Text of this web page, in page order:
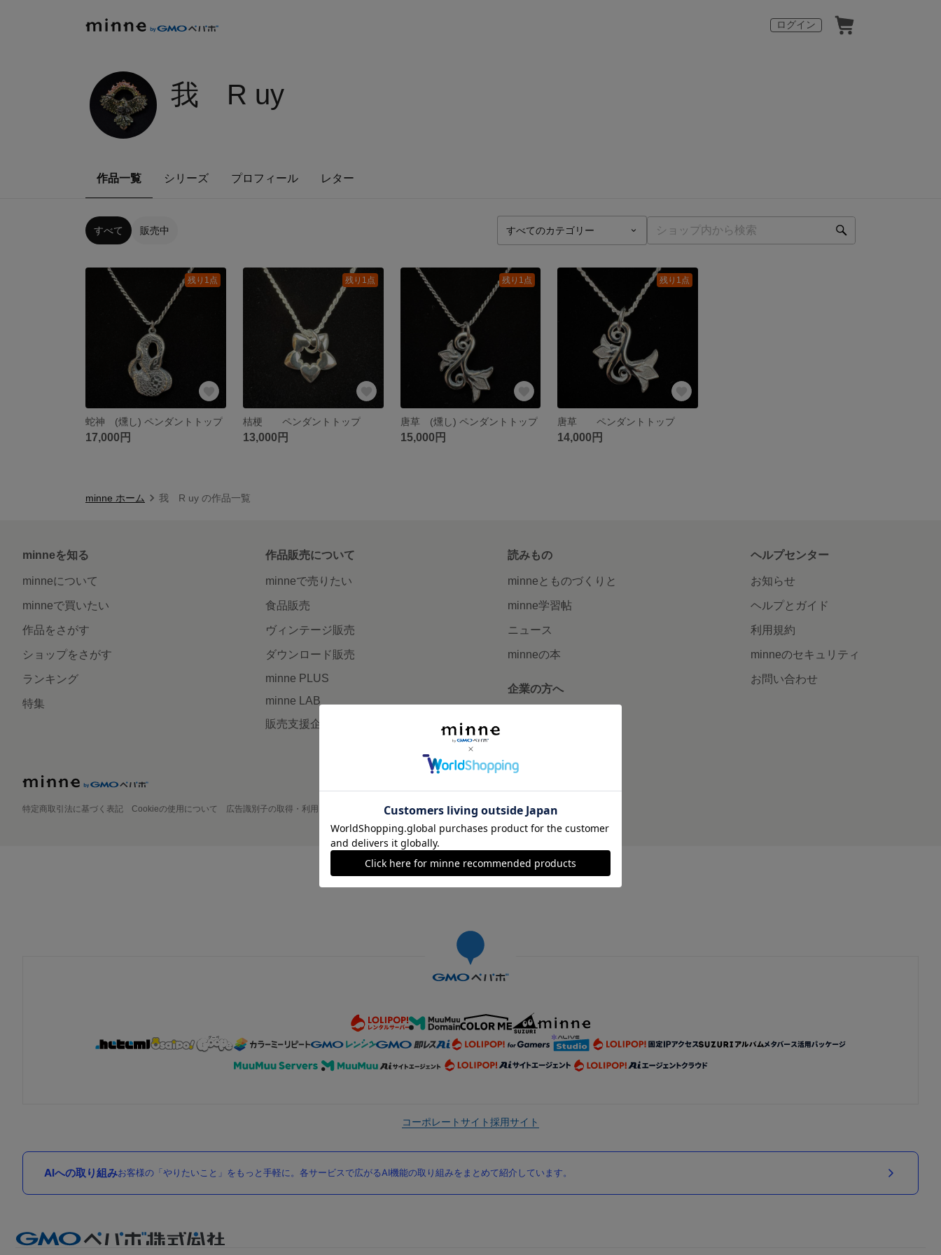
ログイン
我 R uy
作品一覧 シリーズ プロフィール レター
すべて 販売中
残り1点
蛇神 (燻し) ペンダントトップ
17,000円
残り1点
桔梗 ペンダントトップ
13,000円
残り1点
唐草 (燻し) ペンダントトップ
15,000円
残り1点
唐草 ペンダントトップ
14,000円
minne ホーム 我 R uy の作品一覧
minneを知る
minneについて
minneで買いたい
作品をさがす
ショップをさがす
ランキング
特集
作品販売について
minneで売りたい
食品販売
ヴィンテージ販売
ダウンロード販売
minne PLUS
minne LAB
販売支援企画・イベント
読みもの
minneとものづくりと
minne学習帖
ニュース
minneの本
企業の方へ
ヘルプセンター
お知らせ
ヘルプとガイド
利用規約
minneのセキュリティ
お問い合わせ
特定商取引法に基づく表記 Cookieの使用について 広告識別子の取得・利用 プライバシーポリシー 会社概要 採用情報 メディアキット
©GMO Pepabo, Inc. All rights reserved.
コーポレートサイト採用サイト
AIへの取り組みお客様の「やりたいこと」をもっと手軽に。各サービスで広がるAI機能の取り組みをまとめて紹介しています。